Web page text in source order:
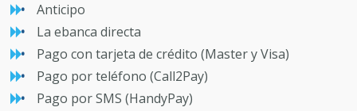
Anticipo
La ebanca directa
Pago con tarjeta de crédito (Master y Visa)
Pago por teléfono (Call2Pay)
Pago por SMS (HandyPay)